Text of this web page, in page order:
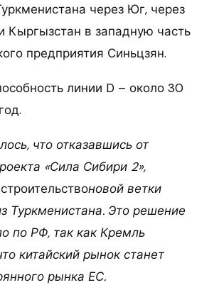
через Юг, через
Кыргызстан в западную часть
предприятия Синьцзян.
линии D – около 30
что отказавшись от
«Сила Сибири 2»,
новой ветки
Туркменистана. Это решение
по РФ, так как Кремль
китайский рынок станет
рынка ЕС.